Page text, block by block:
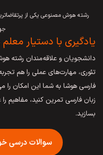
رشته هوش مصنوعی یکی از
یادگیری با دستیار
دانشجویان و علاقه‌مندان رشته
تئوری، مهارت‌های عملی را هم
فارسی هوشا به شما این امکان
زبان فارسی تمرین کنید، مفاهیم
بسازید.
سوالات درسی